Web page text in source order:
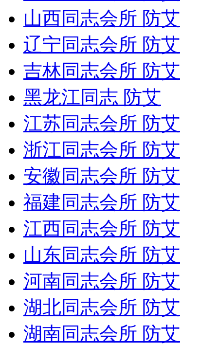
山西同志会所 防艾
辽宁同志会所 防艾
吉林同志会所 防艾
黑龙江同志 防艾
江苏同志会所 防艾
浙江同志会所 防艾
安徽同志会所 防艾
福建同志会所 防艾
江西同志会所 防艾
山东同志会所 防艾
河南同志会所 防艾
湖北同志会所 防艾
湖南同志会所 防艾